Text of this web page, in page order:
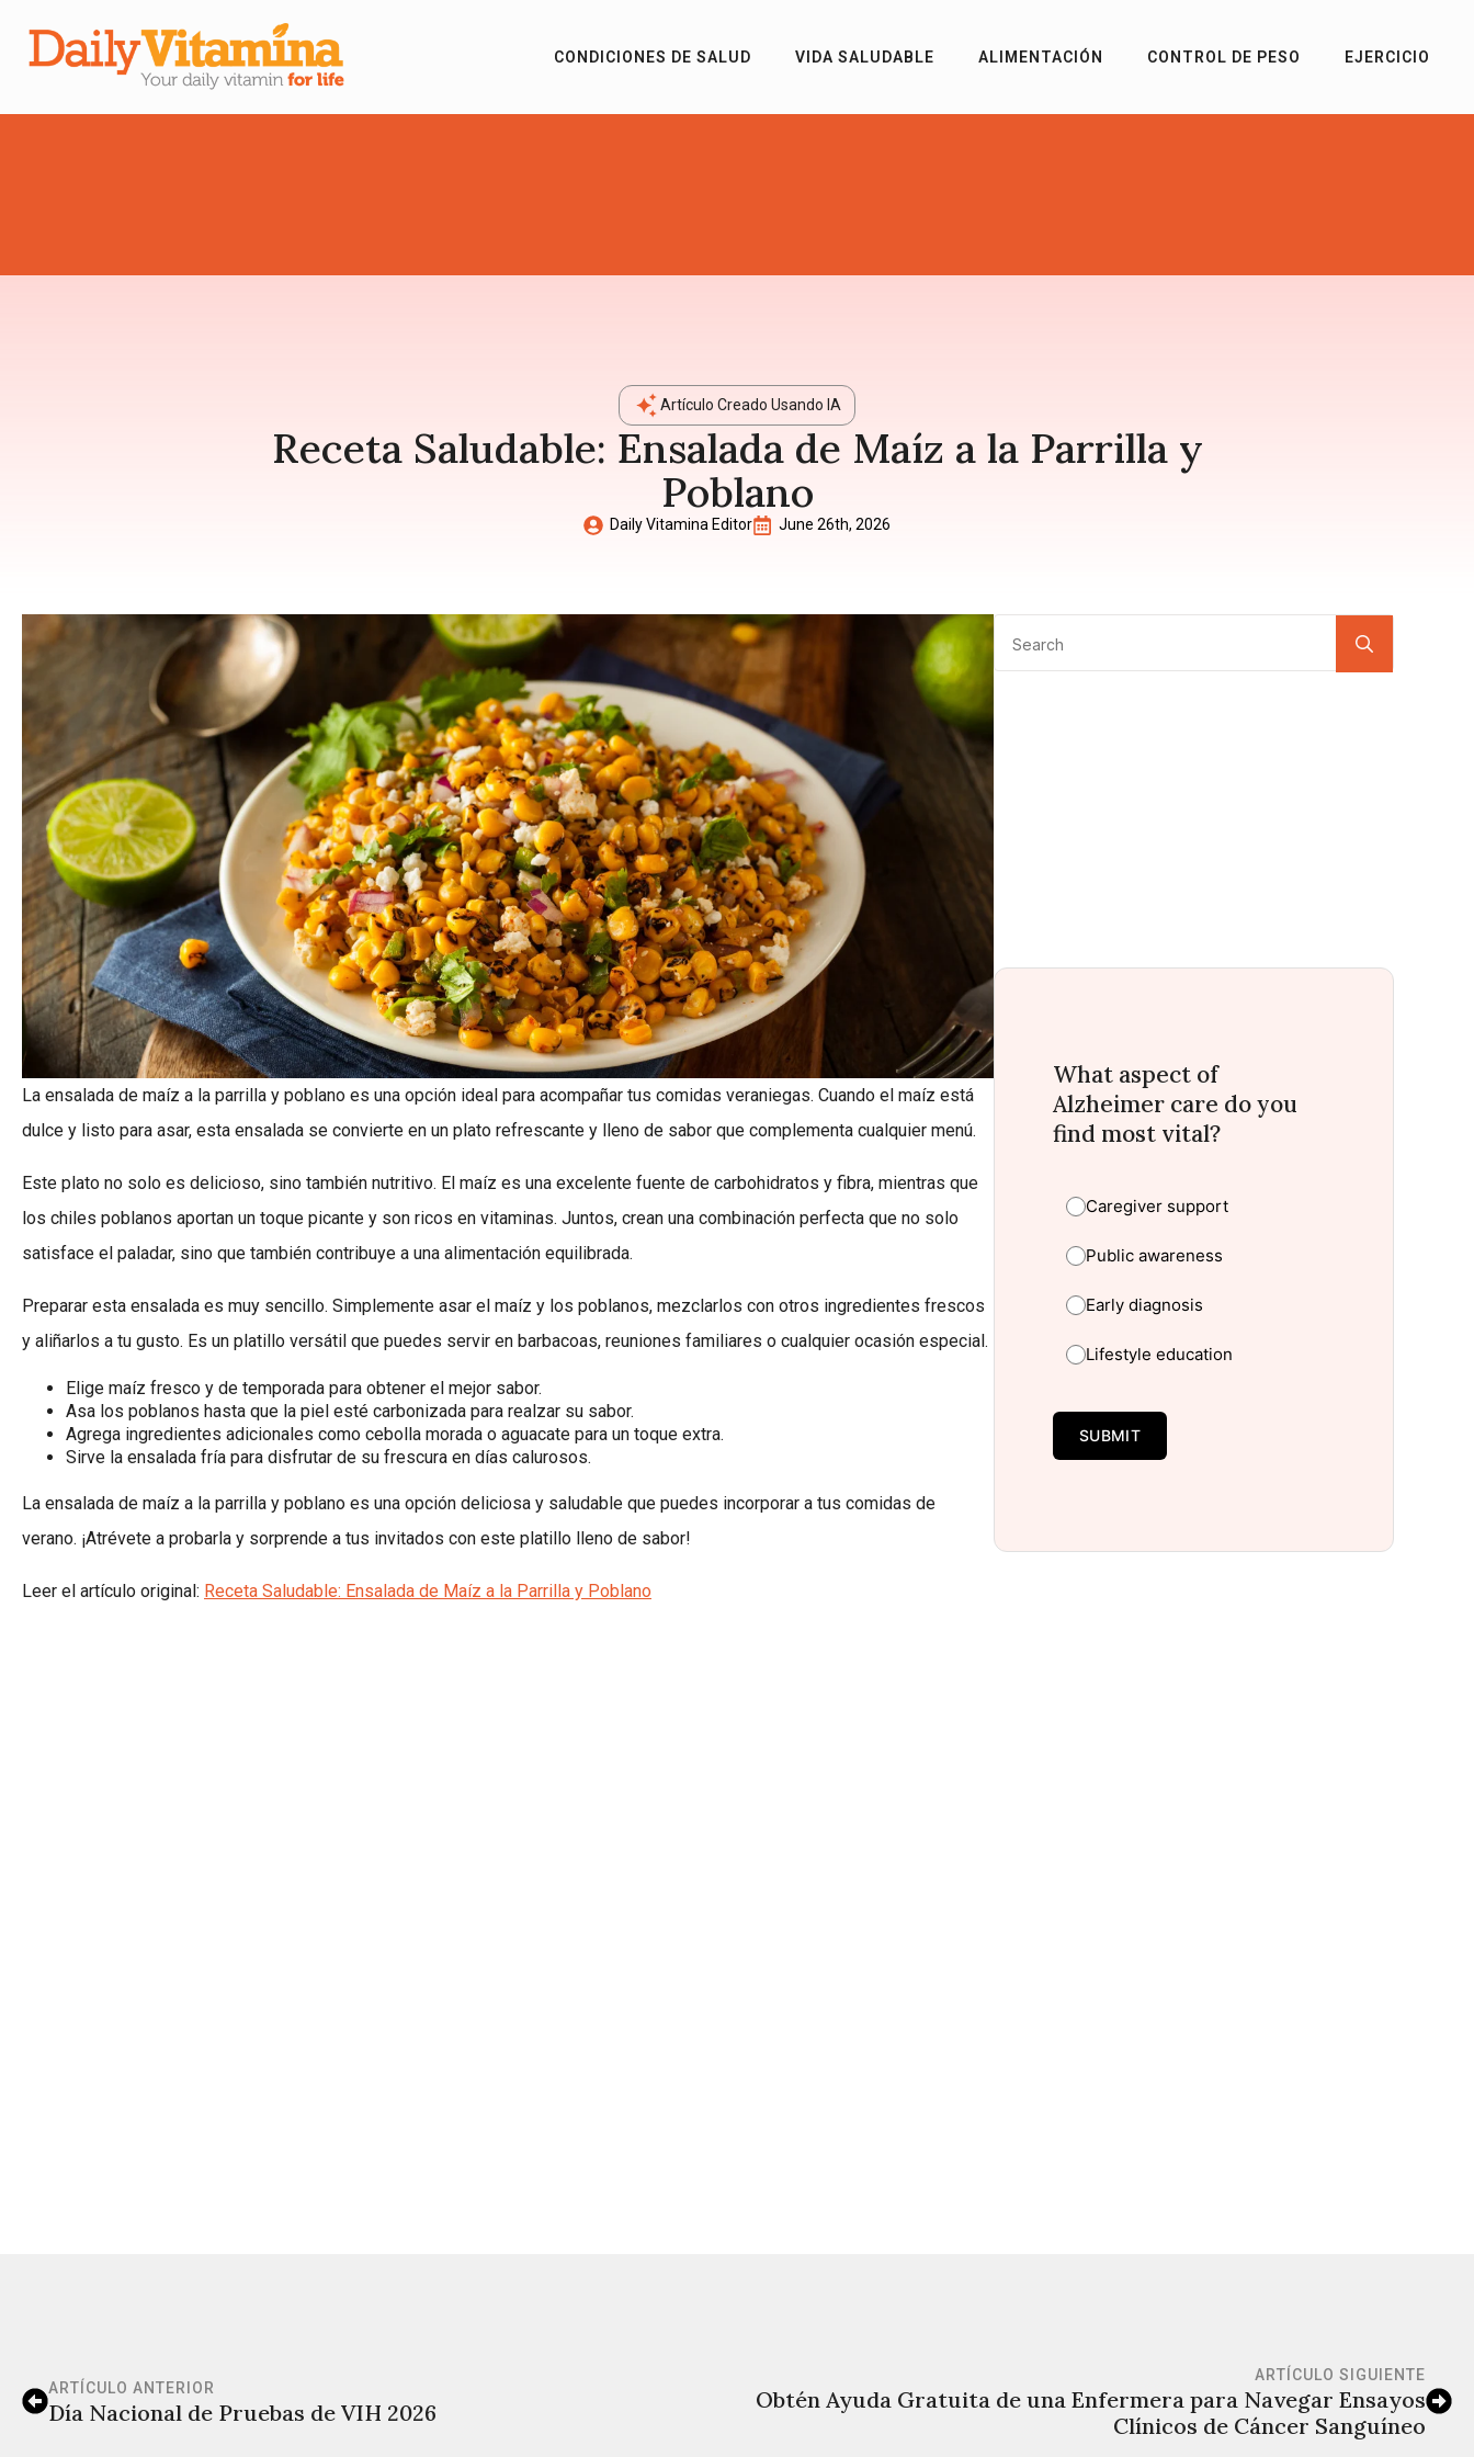
CONDICIONES DE SALUD VIDA SALUDABLE ALIMENTACIÓN CONTROL DE PESO EJERCICIO
Artículo Creado Usando IA
Receta Saludable: Ensalada de Maíz a la Parrilla y
Poblano
Daily Vitamina Editor June 26th, 2026
La ensalada de maíz a la parrilla y poblano es una opción ideal para acompañar tus comidas veraniegas. Cuando el maíz está
dulce y listo para asar, esta ensalada se convierte en un plato refrescante y lleno de sabor que complementa cualquier menú.
Este plato no solo es delicioso, sino también nutritivo. El maíz es una excelente fuente de carbohidratos y fibra, mientras que
los chiles poblanos aportan un toque picante y son ricos en vitaminas. Juntos, crean una combinación perfecta que no solo
satisface el paladar, sino que también contribuye a una alimentación equilibrada.
Preparar esta ensalada es muy sencillo. Simplemente asar el maíz y los poblanos, mezclarlos con otros ingredientes frescos
y aliñarlos a tu gusto. Es un platillo versátil que puedes servir en barbacoas, reuniones familiares o cualquier ocasión especial.
Elige maíz fresco y de temporada para obtener el mejor sabor.
Asa los poblanos hasta que la piel esté carbonizada para realzar su sabor.
Agrega ingredientes adicionales como cebolla morada o aguacate para un toque extra.
Sirve la ensalada fría para disfrutar de su frescura en días calurosos.
La ensalada de maíz a la parrilla y poblano es una opción deliciosa y saludable que puedes incorporar a tus comidas de
verano. ¡Atrévete a probarla y sorprende a tus invitados con este platillo lleno de sabor!
Leer el artículo original: Receta Saludable: Ensalada de Maíz a la Parrilla y Poblano
What aspect of
Alzheimer care do you
find most vital?
Caregiver support
Public awareness
Early diagnosis
Lifestyle education
SUBMIT
ARTÍCULO ANTERIOR
Día Nacional de Pruebas de VIH 2026
ARTÍCULO SIGUIENTE
Obtén Ayuda Gratuita de una Enfermera para Navegar Ensayos
Clínicos de Cáncer Sanguíneo